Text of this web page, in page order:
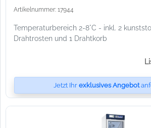
Artikelnummer: 17944
Temperaturbereich 2-8°C - inkl. 2
Drahtrosten und 1 Drahtkorb
Jetzt Ihr exklusives Angebot